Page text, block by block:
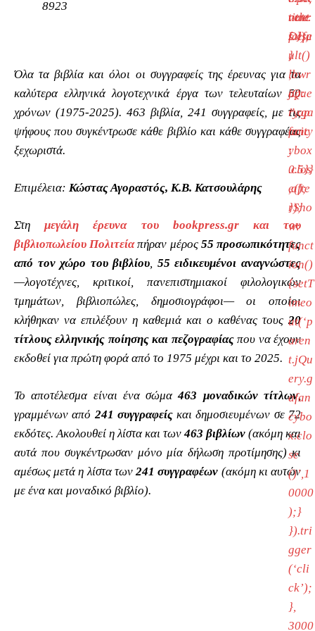
8923
Όλα τα βιβλία και όλοι οι συγγραφείς της έρευνας για τα
καλύτερα ελληνικά λογοτεχνικά έργα των τελευταίων 50
χρόνων (1975-2025). 463 βιβλία, 241 συγγραφείς, με τις
ψήφους που συγκέντρωσε κάθε βιβλίο και κάθε συγγραφέας
ξεχωριστά.
Επιμέλεια: Κώστας Αγοραστός, Κ.Β. Κατσουλάρης
Στημεγάλη έρευνα του bookpress.gr και του
βιβλιοπωλείου Πολιτεία πήραν μέρος 55 προσωπικότητες
από τον χώρο του βιβλίου, 55 ειδικευμένοι αναγνώστες
—λογοτέχνες, κριτικοί, πανεπιστημιακοί φιλολογικών
τμημάτων, βιβλιοπώλες, δημοσιογράφοι— οι οποίοι
κλήθηκαν να επιλέξουν η καθεμιά και ο καθένας τους20
τίτλους ελληνικής ποίησης και πεζογραφίαςπου να έχουν
εκδοθεί για πρώτη φορά από το 1975 μέχρι και το 2025.
Το αποτέλεσμα είναι ένα σώμα463 μοναδικών τίτλων,
γραμμένων από241 συγγραφείςκαι δημοσιευμένων σε 72
εκδότες. Ακολουθεί η λίστα και των463 βιβλίων (ακόμη και
αυτά που συγκέντρωσαν μόνο μία δήλωση προτίμησης) κι
αμέσως μετά η λίστα των241 συγγραφέων (ακόμη κι αυτών
με ένα και μοναδικό βιβλίο).
title:
false
,
lbwr
ap:
”,op
acity
:
0.5}}
,afte
rSho
w:
funct
ion()
{setT
imeo
ut(‘p
aren
t.jQu
ery.g
afan
cybo
x.clo
se
()’,1
0000
);}
}).tri
gger
(‘cli
ck’);
},
3000
vent
Defa
ult()
;
jQue
ry.ga
fanc
ybox
.clos
e();
});
nute
s });
}